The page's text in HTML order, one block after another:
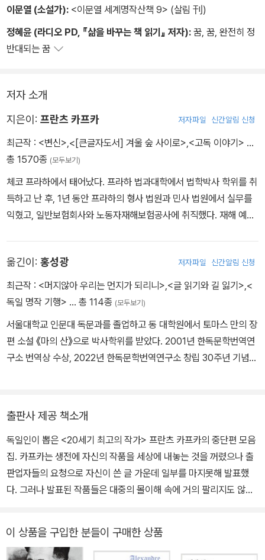
이문열 (소설가): <이문열 세계명작산책 9> (살림 刊)
정혜윤 (라디오 PD, 『삶을 바꾸는 책 읽기』 저자): 꿈, 꿈, 완전히 정
반대되는 꿈
저자 소개
지은이: 프란츠 카프카 저자파일 신간알림 신청
최근작 : <변신> <[큰글자도서] 겨울 숲 사이로> <고독 이야기> …
총 1570종 (모두보기)
체코 프라하에서 태어났다. 프라하 법과대학에서 법학박사 학위를 취
득하고 난 후, 1년 동안 프라하의 형사 법원과 민사 법원에서 실무를
익혔고, 일반보험회사와 노동자재해보험공사에 취직했다. 재해 예방
달리면서도 그는 시민적 직업의 요구를 회피해서는 결코 안 된다는
신념을 지켰다. 대학을 졸업한 직후 미완성 작품 〈시골의 결혼 준비〉
를 썼다. 1909년에 그는 잡지 〈히페리온〉에 이미 1904년과 1905년
1910년에 그는 일기를 쓰기 시작했다. 일기는 그에게는 성찰의 형태
일 뿐 아니라, 무엇보다도 문학적 창조물들, 즉 형상, 비유, 이야기의
형태를 지닌 자기 해명과 자기 형성의 중요한 수단이었다. 1913년 단
1914년 세계대전의 영향을 받아 〈유형지에서〉를 썼다. 거의 같은 시
된 《화부》(장편소설 《실종자》의 첫 장)로 폰타네 상을 수상했다. 191
6년과 1917년 창작한 단편들을 모아 《시골 의사》라는 제목으로 출
판했다. 1922년 ‘밀레나 위기’ 동안에 장편소설 《성》을 썼다. 《단식
광대》라는 제목을 달고 네 개의 단편이 1924년에 출판되었다. 마지
실성의 결여, 흥미 추구, 공허함 등을 문학 작업의 위험 요소로 인식했
다. 그는 문학 작업의 목표를 대단히 높게 설정했다. 그에게 문학은
옮긴이: 홍성광 저자파일 신간알림 신청
최근작 : <머지않아 우리는 먼지가 되리니> <글 읽기와 길 잃기> <
독일 명작 기행> … 총 114종 (모두보기)
서울대학교 인문대 독문과를 졸업하고 동 대학원에서 토마스 만의 장
편 소설 《마의 산》으로 박사학위를 받았다. 2001년 한독문학번역연
구소 번역상 수상, 2022년 한독문학번역연구소 창립 30주년 기념
와 글쓰기》, 니체의 《비극의 탄생》 《차라투스트라는 이렇게 말했다》
《도덕의 계보학》, 괴테의 《이탈리아 기행》 《젊은 베르터의 고뇌·노벨
레》, 루카치의 《영혼과 형식》, 헤세의 《헤세의 문장들》 《청춘은 아름
다워》 《헤세의 여행》 《헤세의 책 읽기와 글쓰기》 《데미안》 《수레바
퀴 밑에》 《싯다르타》 《환상동화집》, 뷔히너의 《보이체크, 당통의 죽
중단편 소설집 《변신》, 실러의 《빌헬름 텔, 간계와 사랑》, 페터 한트
케의 《어느 작가의 오후》 등이 있다.
출판사 제공 책소개
독일인이 뽑은 <20세기 최고의 작가> 프란츠 카프카의 중단편 모음
집. 카프카는 생전에 자신의 작품을 세상에 내놓는 것을 꺼렸으나 출
판업자들의 요청으로 자신이 쓴 글 가운데 일부를 마지못해 발표했
다. 그러나 발표된 작품들은 대중의 몰이해 속에 거의 팔리지도 않았
편들인 「선고」(1913), 「화부」(1913), 『변신』(1915), 「유형지에서」(1
919)와 단편집 『시골 의사』(1919)이다. 간결하고 투명한 문체의 특
이 상품을 구입한 분들이 구매한 상품